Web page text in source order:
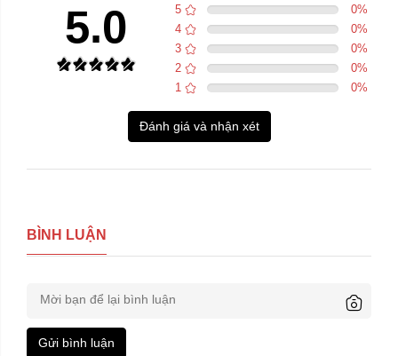
5.0 5 0%
4
0%
3
0%
2
0%
1
0%
Đánh giá và nhận xét
BÌNH LUẬN
Gửi bình luận